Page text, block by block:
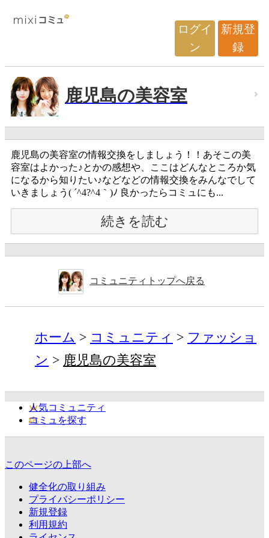
ログイ
ン
新規登
録
鹿児島の美容室
鹿児島の美容室の情報交換をしましょう！！あそこの美
容室はよかった♪とかの感想や、ここはどんなところか気
になるから知りたい♪などなどの情報交換をみんなでして
いきましょう( ´^4?^4｀)ﾉ 良かったらコミュにも...
続きを読む
コミュニティトップへ戻る
ホーム コミュニティ
ファッショ
ン
鹿児島の美容室
人気コミュニティ
コミュを探す
このページの上部へ
健全化の取り組み
プライバシーポリシー
新規登録
利用規約